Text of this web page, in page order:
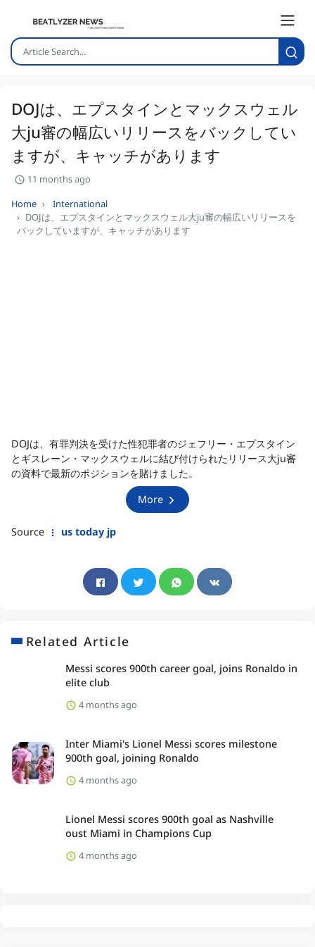
DOJは、エプスタインとマックスウェル
大ju審の幅広いリリースをバックしてい
ますが、キャッチがあります
11 months ago
Home
International
DOJは、エプスタインとマックスウェル大ju審の幅広いリリースを
バックしていますが、キャッチがあります
DOJは、有罪判決を受けた性犯罪者のジェフリー・エプスタイン
とギスレーン・マックスウェルに結び付けられたリリース大ju審
の資料で最新のポジションを賭けました。
More
Source us today jp
Related Article
Messi scores 900th career goal, joins Ronaldo in
elite club
4 months ago
Inter Miami's Lionel Messi scores milestone
900th goal, joining Ronaldo
4 months ago
Lionel Messi scores 900th goal as Nashville
oust Miami in Champions Cup
4 months ago